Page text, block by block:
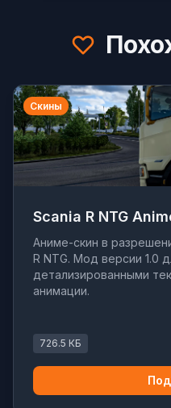
Скины
Scania R NTG
Аниме-скин в
R NTG. Мод версии 1.0
детализированными
анимации.
726.5 КБ